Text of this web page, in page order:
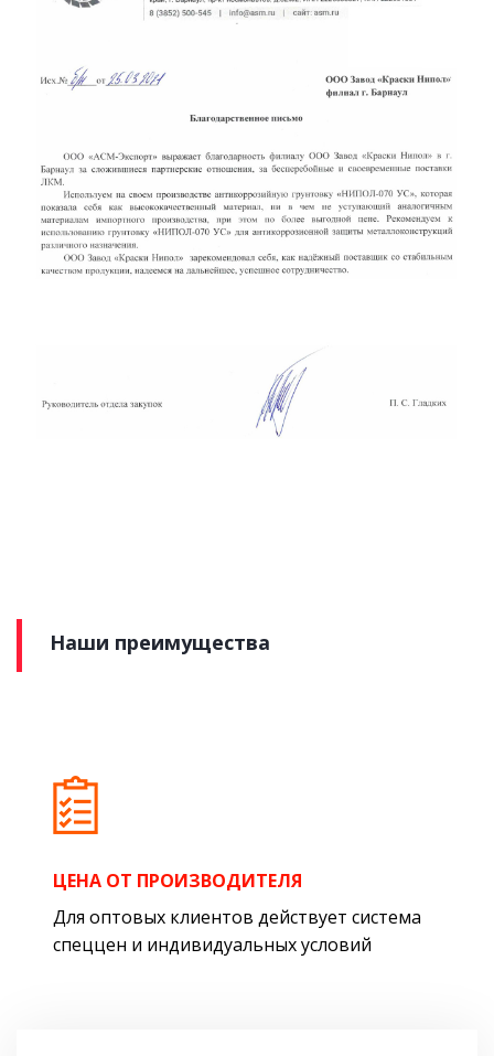
Наши преимущества
ЦЕНА ОТ ПРОИЗВОДИТЕЛЯ
Для оптовых клиентов действует система
спеццен и индивидуальных условий